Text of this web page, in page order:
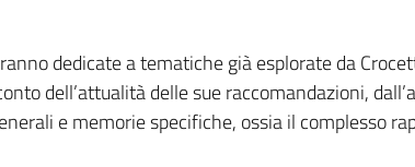
dedicate a tematiche già esplorate da
dell’attualità delle sue raccomandazioni,
e memorie specifiche, ossia il complesso